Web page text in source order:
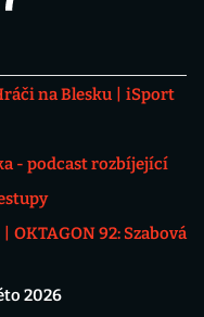
na Blesku
iSport
- podcast rozbíjející
OKTAGON 92: Szabová
2026